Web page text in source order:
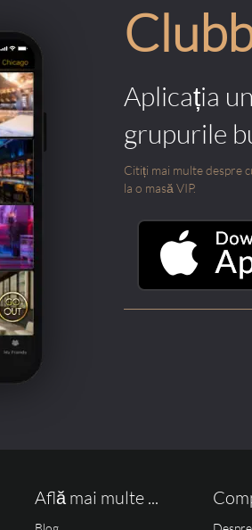
Aplicația
grupurile
Citiți mai multe despre
la o masă VIP.
Află mai multe ...